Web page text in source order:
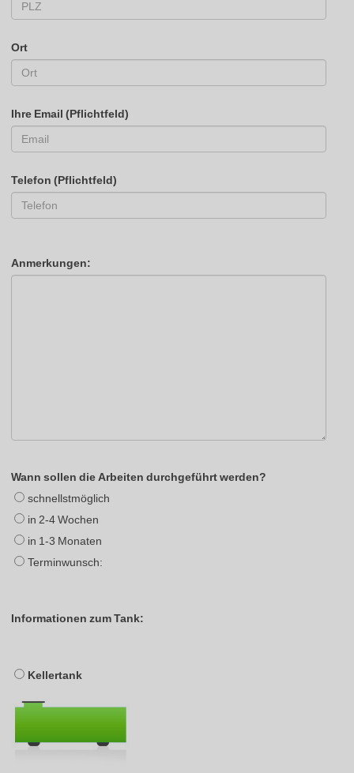
Ort
Ihre Email (Pflichtfeld)
Telefon (Pflichtfeld)
Anmerkungen:
Wann sollen die Arbeiten durchgeführt werden?
schnellstmöglich
in 2-4 Wochen
in 1-3 Monaten
Terminwunsch:
Informationen zum Tank:
Kellertank